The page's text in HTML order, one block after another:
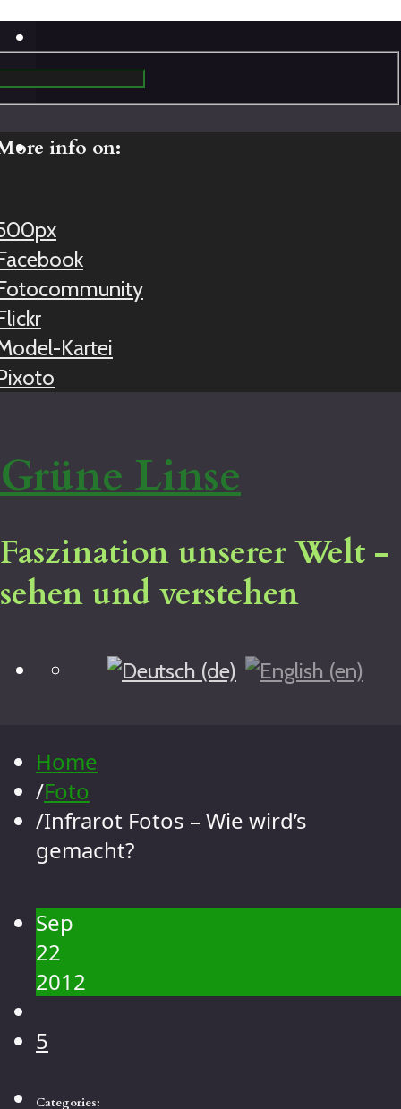
info on:
Kartei
Grüne Linse
Faszination unserer Welt -
sehen und verstehen
Blog
Kontakt
Galerie
Landschaft
Makro
Home
/Foto
/Infrarot Fotos – Wie wird’s
gemacht?
Sep
22
2012
5
Categories: